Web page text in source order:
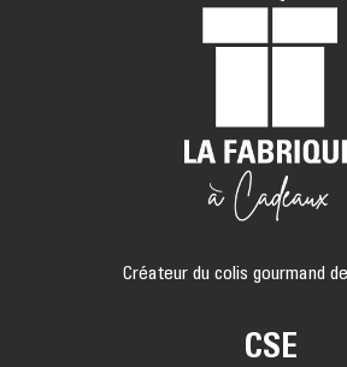
Créateur du colis gourmand
CSE